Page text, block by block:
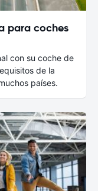
para coches
con su coche de
de la
países.